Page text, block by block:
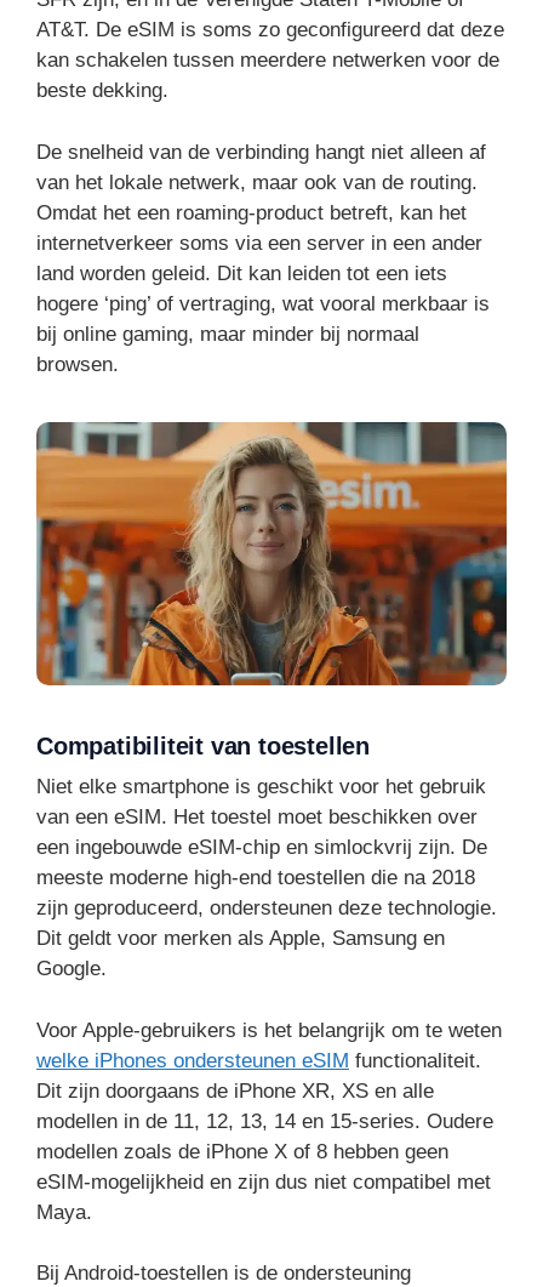
AT&T. De eSIM is soms zo geconfigureerd dat deze
kan schakelen tussen meerdere netwerken voor de
beste dekking.
De snelheid van de verbinding hangt niet alleen af
van het lokale netwerk, maar ook van de routing.
Omdat het een roaming-product betreft, kan het
internetverkeer soms via een server in een ander
land worden geleid. Dit kan leiden tot een iets
hogere ‘ping’ of vertraging, wat vooral merkbaar is
bij online gaming, maar minder bij normaal
browsen.
Compatibiliteit van toestellen
Niet elke smartphone is geschikt voor het gebruik
van een eSIM. Het toestel moet beschikken over
een ingebouwde eSIM-chip en simlockvrij zijn. De
meeste moderne high-end toestellen die na 2018
zijn geproduceerd, ondersteunen deze technologie.
Dit geldt voor merken als Apple, Samsung en
Google.
Voor Apple-gebruikers is het belangrijk om te weten
welke iPhones ondersteunen eSIM functionaliteit.
Dit zijn doorgaans de iPhone XR, XS en alle
modellen in de 11, 12, 13, 14 en 15-series. Oudere
modellen zoals de iPhone X of 8 hebben geen
eSIM-mogelijkheid en zijn dus niet compatibel met
Maya.
Bij Android-toestellen is de ondersteuning